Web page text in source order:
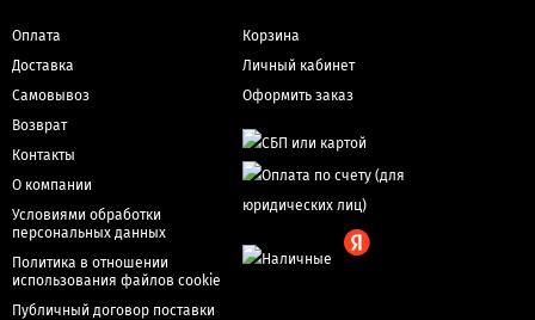
Оплата
Доставка
Самовывоз
Возврат
Контакты
О компании
Условиями обработки
персональных данных
Политика в отношении
использования файлов cookie
Публичный договор поставки
Корзина
Личный кабинет
Оформить заказ